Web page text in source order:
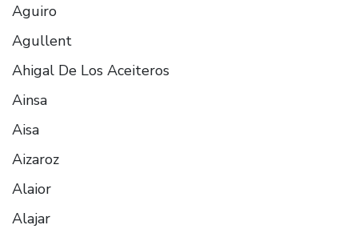
Aguiro
Agullent
Ahigal De Los Aceiteros
Ainsa
Aisa
Aizaroz
Alaior
Alajar